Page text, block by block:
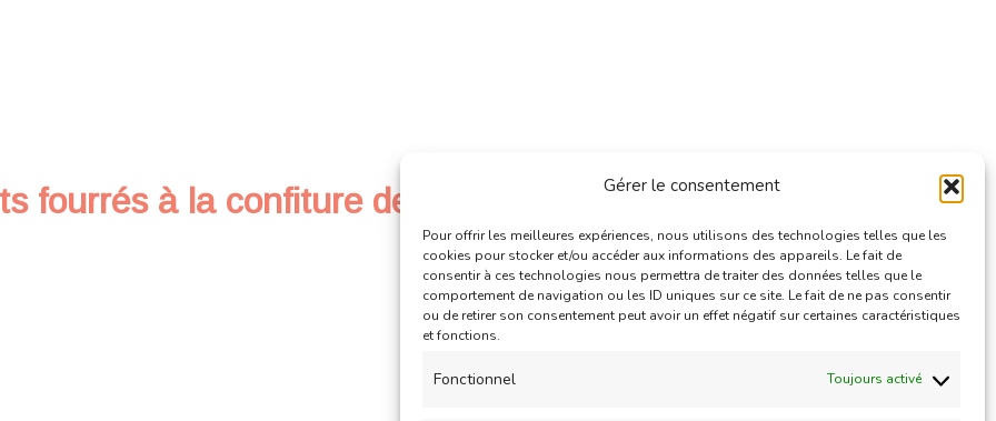
Gérer le consentement
Pour offrir les meilleures expériences, nous utilisons des technologies telles que les
cookies pour stocker et/ou accéder aux informations des appareils. Le fait de
consentir à ces technologies nous permettra de traiter des données telles que le
comportement de navigation ou les ID uniques sur ce site. Le fait de ne pas consentir
ou de retirer son consentement peut avoir un effet négatif sur certaines caractéristiques
et fonctions.
Fonctionnel Toujours activé
fourrés à la confiture de fraise